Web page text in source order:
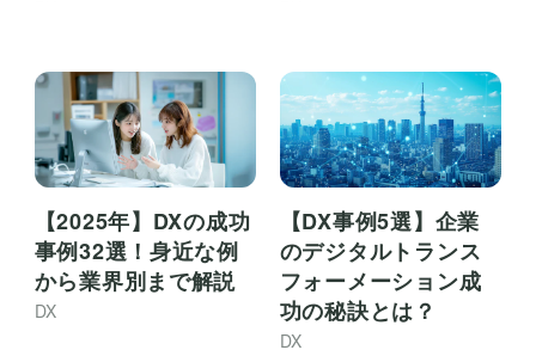
【2025年】DXの成功
事例32選！身近な例
から業界別まで解説
DX
【DX事例5選】企業
のデジタルトランス
フォーメーション成
功の秘訣とは？
DX